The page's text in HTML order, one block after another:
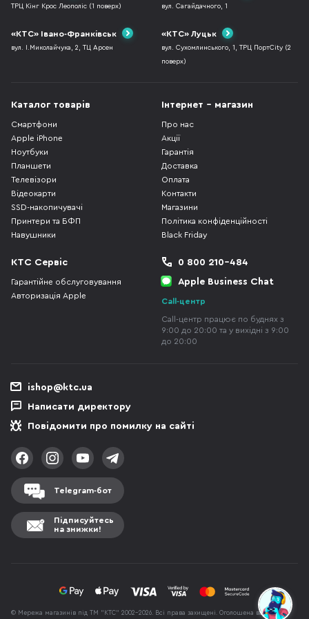
ТРЦ Кінг Крос Леополіс (1 поверх) вул. Сагайдачного, 1
«КТС» Івано-Франківськ
вул. І.Миколайчука, 2, ТЦ Арсен
«КТС» Луцьк
вул. Сухомлинського, 1, ТРЦ ПортCity (2
поверх)
Каталог товарів
Смартфони
Apple iPhone
Ноутбуки
Планшети
Телевізори
Відеокарти
SSD-накопичувачі
Принтери та БФП
Навушники
Інтернет - магазин
Про нас
Акції
Гарантія
Доставка
Оплата
Контакти
Магазини
Політика конфіденційності
Black Friday
КТС Сервіс
Гарантійне обслуговування
Авторизація Apple
0 800 210-484
Apple Business Chat
Call-центр
Call-центр працює по буднях з
9:00 до 20:00 та у вихідні з 9:00
до 20:00
ishop@ktc.ua
Написати директору
Повідомити про помилку на сайті
Telegram-бот
Підписуйтесь
на знижки!
© Мережа магазинів під ТМ "КТС" 2002-2026. Всі права захищені. Оголошена вартість